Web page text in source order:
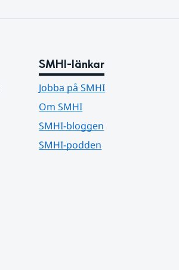
SMHI-länkar
Jobba på SMHI
Om SMHI
SMHI-bloggen
SMHI-podden